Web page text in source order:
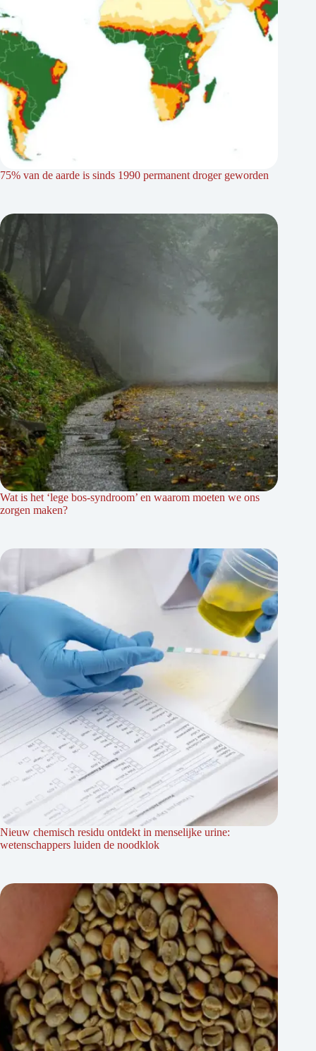
75% van de aarde is sinds 1990 permanent droger geworden
Wat is het ‘lege bos-syndroom’ en waarom moeten we ons
zorgen maken?
Nieuw chemisch residu ontdekt in menselijke urine:
wetenschappers luiden de noodklok